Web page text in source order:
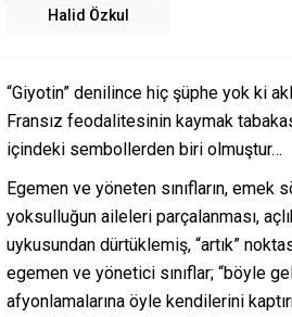
Halid Özkul
“Giyotin” denilince hiç şüphe yok ki
Fransız feodalitesinin kaymak
içindeki sembollerden biri olmuştur…
Egemen ve yöneten sınıfların,
yoksulluğun aileleri parçalanması,
uykusundan dürtüklemiş, “artık”
egemen ve yönetici sınıflar; “böyle
afyonlamalarına öyle kendilerini